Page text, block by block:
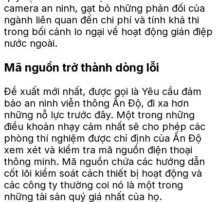
camera an ninh, gạt bỏ những phản đối của
ngành liên quan đến chi phí và tính khả thi
trong bối cảnh lo ngại về hoạt động gián điệp
nước ngoài.
Mã nguồn trở thành dòng lỗi
Đề xuất mới nhất, được gọi là Yêu cầu đảm
bảo an ninh viễn thông Ấn Độ, đi xa hơn
những nỗ lực trước đây. Một trong những
điều khoản nhạy cảm nhất sẽ cho phép các
phòng thí nghiệm được chỉ định của Ấn Độ
xem xét và kiểm tra mã nguồn điện thoại
thông minh. Mã nguồn chứa các hướng dẫn
cốt lõi kiểm soát cách thiết bị hoạt động và
các công ty thường coi nó là một trong
những tài sản quý giá nhất của họ.